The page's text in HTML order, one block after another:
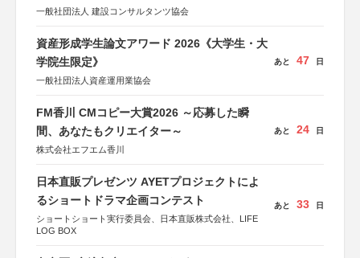
一般社団法人 建設コンサルタンツ協会
資産形成学生論文アワード 2026《大学生・大
学院生限定》
一般社団法人資産運用業協会
あと 47 日
FM香川 CMコピー大賞2026 ～応募した瞬
間、あなたもクリエイター～
株式会社エフエム香川
あと 24 日
日本直販プレゼンツ AYETプロジェクトによ
るショートドラマ企画コンテスト
ショートショート実行委員会、日本直販株式会社、LIFE
LOG BOX
あと 33 日